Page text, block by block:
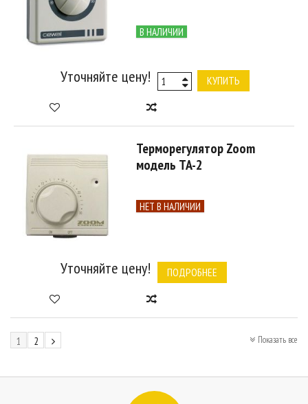
В НАЛИЧИИ
Уточняйте цену! КУПИТЬ
Терморегулятор Zoom
модель TA-2
НЕТ В НАЛИЧИИ
Уточняйте цену! ПОДРОБНЕЕ
Показать все
1 2